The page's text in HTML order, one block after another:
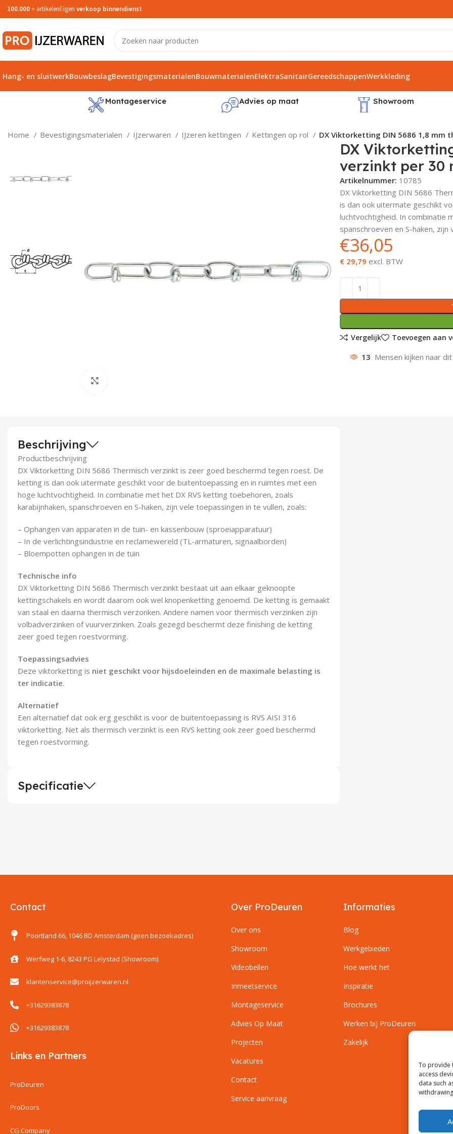
To provide
access
data such
100.000+ artikelenEigen verkoop binnendienst
Hang- en sluitwerkBouwbeslagBevestigingsmaterialenBouwmaterialenElektraSanitairGereedschappenWerkkleding
Montageservice Advies op maat Showroom
Home Bevestigingsmaterialen IJzerwaren IJzeren kettingen Kettingen op rol DX Viktorketting DIN 5686 1,8 mm
DX
verzinkt per 30
Artikelnummer: 10785
DX Viktorketting DIN 5686
is dan ook uitermate geschikt
luchtvochtigheid. In combinatie
spanschroeven en S-haken,
€36,05
€ 29,79 excl. BTW
Vergelijk Toevoegen aan
13 Mensen kijken naar
Beschrijving
Productbeschrijving
DX Viktorketting DIN 5686 Thermisch verzinkt is zeer goed beschermd tegen roest. De
ketting is dan ook uitermate geschikt voor de buitentoepassing en in ruimtes met een
hoge luchtvochtigheid. In combinatie met het DX RVS ketting toebehoren, zoals
karabijnhaken, spanschroeven en S-haken, zijn vele toepassingen in te vullen, zoals:
– Ophangen van apparaten in de tuin- en kassenbouw (sproeiapparatuur)
– In de verlichtingsindustrie en reclamewereld (TL-armaturen, signaalborden)
– Bloempotten ophangen in de tuin
Technische info
DX Viktorketting DIN 5686 Thermisch verzinkt bestaat uit aan elkaar geknoopte
kettingschakels en wordt daarom ook wel knopenketting genoemd. De ketting is gemaakt
van staal en daarna thermisch verzonken. Andere namen voor thermisch verzinken zijn
volbadverzinken of vuurverzinken. Zoals gezegd beschermt deze finishing de ketting
zeer goed tegen roestvorming.
Toepassingsadvies
Deze viktorketting is niet geschikt voor hijsdoeleinden en de maximale belasting is
ter indicatie.
Alternatief
Een alternatief dat ook erg geschikt is voor de buitentoepassing is RVS AISI 316
viktorketting. Net als thermisch verzinkt is een RVS ketting ook zeer goed beschermd
tegen roestvorming.
Specificatie
Contact
Poortland 66, 1046 BD Amsterdam (geen bezoekadres)
Werfweg 1-6, 8243 PG Lelystad (Showroom)
klantenservice@proijzerwaren.nl
+31629383878
+31629383878
Links en Partners
ProDeuren
ProDoors
CG Company
Over ProDeuren
Over ons
Showroom
Videobellen
Inmeetservice
Montageservice
Advies Op Maat
Projecten
Vacatures
Contact
Service aanvraag
Informaties
Blog
Werkgebieden
Hoe werkt het
Inspiratie
Brochures
Werken bij ProDeuren
Zakelijk